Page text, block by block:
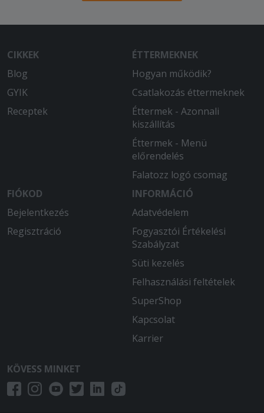
CIKKEK
Blog
GYIK
Receptek
ÉTTERMEKNEK
Hogyan működik?
Csatlakozás éttermeknek
Éttermek - Azonnali
kiszállítás
Éttermek - Menü
előrendelés
Falatozz logó csomag
FIÓKOD
Bejelentkezés
Regisztráció
INFORMÁCIÓ
Adatvédelem
Fogyasztói Értékelési
Szabályzat
Süti kezelés
Felhasználási feltételek
SuperShop
Kapcsolat
Karrier
KÖVESS MINKET